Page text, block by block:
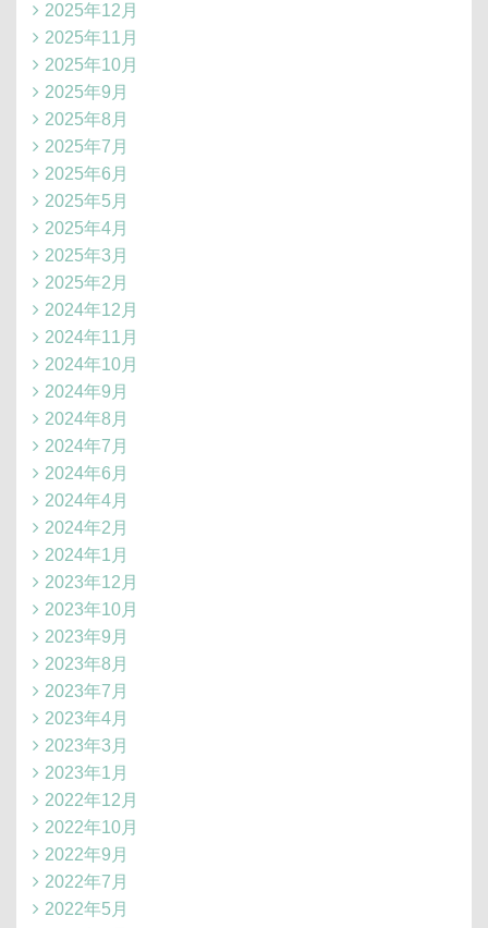
2025年12月
2025年11月
2025年10月
2025年9月
2025年8月
2025年7月
2025年6月
2025年5月
2025年4月
2025年3月
2025年2月
2024年12月
2024年11月
2024年10月
2024年9月
2024年8月
2024年7月
2024年6月
2024年4月
2024年2月
2024年1月
2023年12月
2023年10月
2023年9月
2023年8月
2023年7月
2023年4月
2023年3月
2023年1月
2022年12月
2022年10月
2022年9月
2022年7月
2022年5月